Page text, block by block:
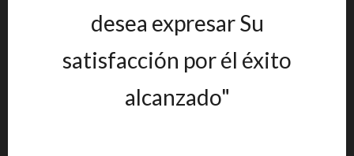
desea expresar Su
satisfacción por él éxito
alcanzado"